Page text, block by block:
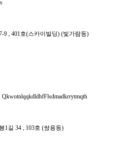
9 , 401호(스카이빌딩) (빛가람동)
1길 34 , 103호 (쌍용동)